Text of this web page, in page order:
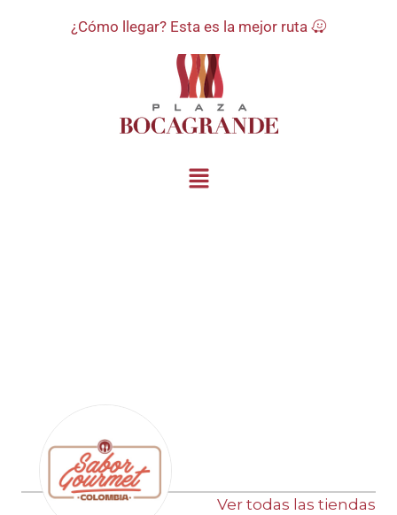
¿Cómo llegar? Esta es la mejor ruta
Ver todas las tiendas